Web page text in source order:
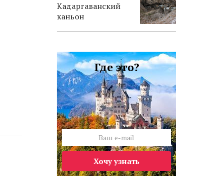
Кадаргаванский
каньон
Где это?
Хочу узнать